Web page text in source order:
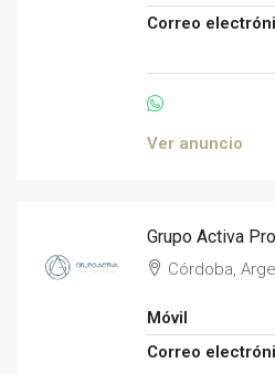
Correo
Ver anuncio
Grupo Activa
Córdoba,
Móvil
Correo